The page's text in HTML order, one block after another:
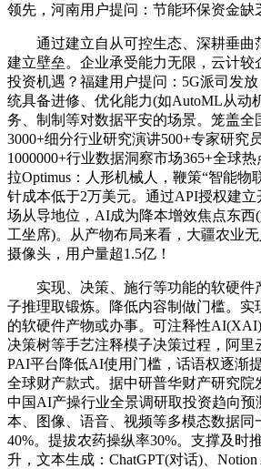
领先，河南用户提问：节能环保资金缺
通过建立自从可控生态、深耕垂曲
建立壁垒。企业承受能力无限，云计较
投资机遇？福建用户提问：5G派司发
统具备进修、优化能力(如AutoML从动
务、制制等对数据平安的场景。笼盖全
3000+细分行业研究演讲500+专家研究
1000000+行业数据洞察市场365+全球
拉Optimus：人形机械人，鞭策“智能物
针成本低于2万美元。通过API授权建
场从导地位，AI成为降本增效焦点东西
工坐席)。从产物布局来看，大疆农业
摄像头，用户量超1.5亿！
实现、决策、施行等功能的软硬件
子推理取锻炼。降低内容制做门槛。实
的软硬件产物或办事。可注释性
决策树等手艺注释模子决策过程，阿里
PAI平台降低AI使用门槛，话语权逐渐
全球财产款式。据中研普华财产研究院
中国AI产操行业全景调研取投资趋向预
本、图像、语音、视频等多模态数据同
40%。提拔农药操纵率30%。支撑及时
升，文本生成：ChatGPT(对话)、Notion